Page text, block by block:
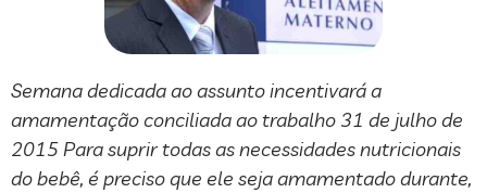
Semana dedicada ao assunto incentivará a
amamentação conciliada ao trabalho 31 de julho de
2015 Para suprir todas as necessidades nutricionais
do bebê, é preciso que ele seja amamentado durante,